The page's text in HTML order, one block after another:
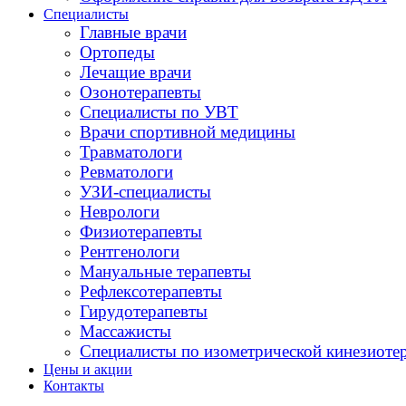
Специалисты
Главные врачи
Ортопеды
Лечащие врачи
Озонотерапевты
Специалисты по УВТ
Врачи спортивной медицины
Травматологи
Ревматологи
УЗИ-специалисты
Неврологи
Физиотерапевты
Рентгенологи
Мануальные терапевты
Рефлексотерапевты
Гирудотерапевты
Массажисты
Специалисты по изометрической
Цены и акции
Контакты